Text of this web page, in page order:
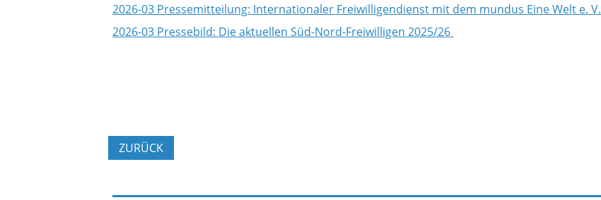
2026-03 Pressemitteilung: Internationaler Freiwilligendienst mit dem mundus Eine Welt e. V.
2026-03 Pressebild: Die aktuellen Süd-Nord-Freiwilligen 2025/26
ZURÜCK